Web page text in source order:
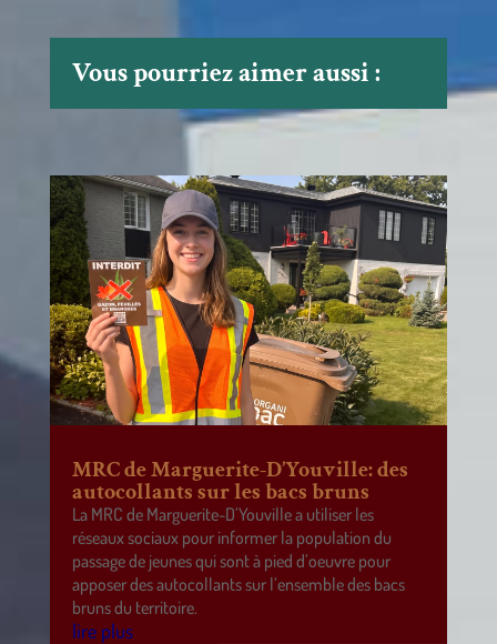
Vous pourriez aimer aussi :
MRC de Marguerite-D’Youville: des
autocollants sur les bacs bruns
La MRC de Marguerite-D’Youville a utiliser les
réseaux sociaux pour informer la population du
passage de jeunes qui sont à pied d’oeuvre pour
apposer des autocollants sur l’ensemble des bacs
bruns du territoire.
lire plus